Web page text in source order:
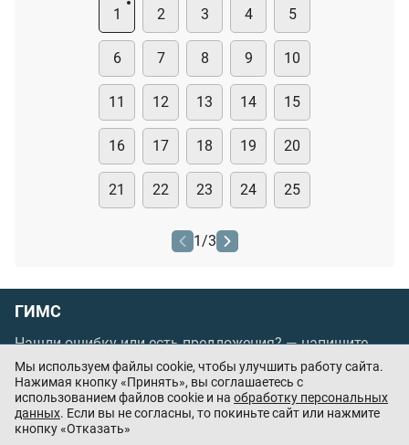
1 2 3 4 5
6 7 8 9 10
11 12 13 14 15
16 17 18 19 20
21 22 23 24 25
1 /3
ГИМС
Нашли ошибку или есть предложения? —напишите
нам
Порядок проведения оплаты по банковским
картам/Цены/Оферта
Приложения партнёров:
Мы используем файлы cookie, чтобы улучшить работу сайта.
Нажимая кнопку «Принять», вы соглашаетесь с
использованием файлов cookie и на обработку персональных
данных. Если вы не согласны, то покиньте сайт или нажмите
кнопку «Отказать»